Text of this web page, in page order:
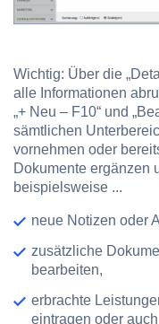
Wichtig: Über die
alle Informationen
„+ Neu – F10“ und
sämtlichen
vornehmen oder
Dokumente ergänzen
beispielsweise ...
neue Notizen oder
zusätzliche
bearbeiten,
erbrachte
eintragen oder auch